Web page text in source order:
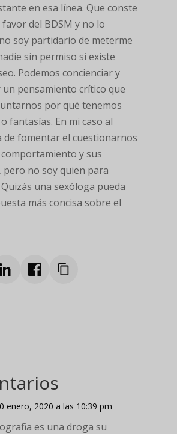
en esa línea. Que conste
del BDSM y no lo
soy partidario de meterme
sin permiso si existe
Podemos concienciar y
pensamiento crítico que
por qué tenemos
fantasías. En mi caso al
de fomentar el cuestionarnos
y sus
pero no soy quien para
una sexóloga pueda
más concisa sobre el
enero, 2020 a las 10:39 pm
es una droga su